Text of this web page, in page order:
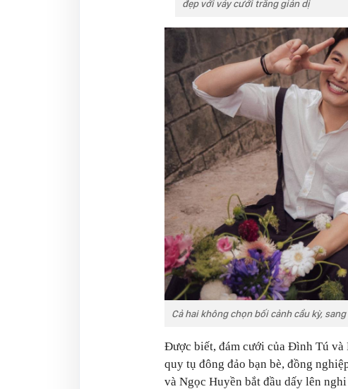
đẹp với váy cưới trắng giản dị
Cả hai không chọn bối cảnh cầu kỳ,
Được biết, đám cưới của Đình Tú và
quy tụ đông đảo bạn bè, đồng
và Ngọc Huyền bắt đầu dấy lên